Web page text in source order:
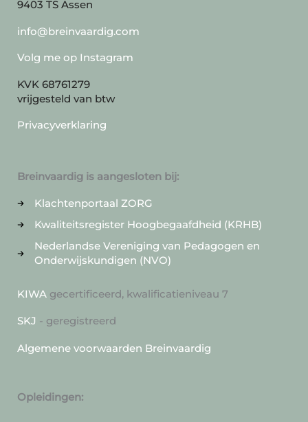
9403 TS Assen
info@breinvaardig.com
Volg me op Instagram
KVK 68761279
vrijgesteld van btw
Privacyverklaring
Breinvaardig is aangesloten bij:
Klachtenportaal ZORG
Kwaliteitsregister Hoogbegaafdheid (KRHB)
Nederlandse Vereniging van Pedagogen en
Onderwijskundigen (NVO)
KIWA gecertificeerd, kwalificatieniveau 7
SKJ - geregistreerd
Algemene voorwaarden Breinvaardig
Opleidingen: